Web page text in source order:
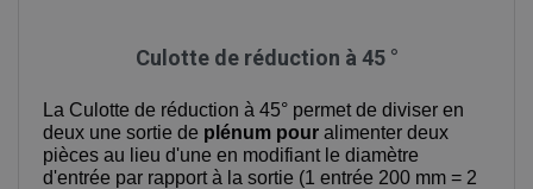
Culotte de réduction à 45 °
La Culotte de réduction à 45° permet de diviser en
deux une sortie de plénum pour alimenter deux
pièces au lieu d'une en modifiant le diamètre
d'entrée par rapport à la sortie (1 entrée 200 mm = 2